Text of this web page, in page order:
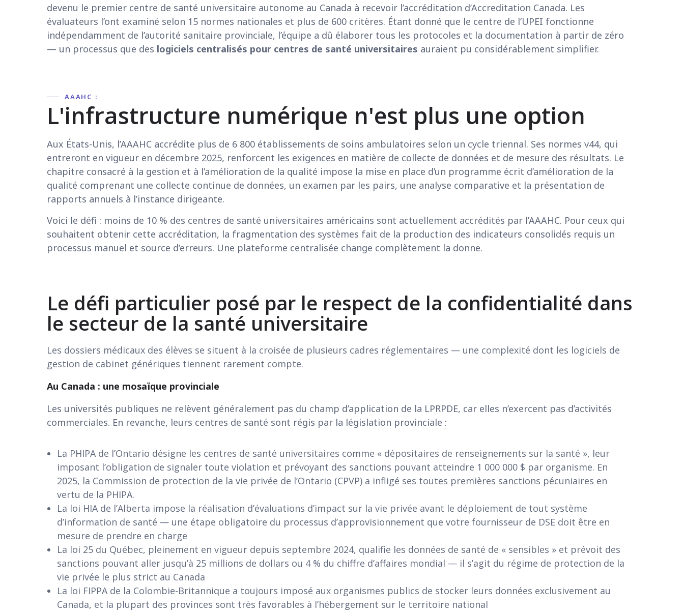
devenu le premier centre de santé universitaire autonome au Canada à recevoir l’accréditation d’Accreditation Canada. Les
évaluateurs l’ont examiné selon 15 normes nationales et plus de 600 critères. Étant donné que le centre de l’UPEI fonctionne
indépendamment de l’autorité sanitaire provinciale, l’équipe a dû élaborer tous les protocoles et la documentation à partir de zéro
— un processus que des logiciels centralisés pour centres de santé universitaires auraient pu considérablement simplifier.
AAAHC :
L'infrastructure numérique n'est plus une option ​
Aux États-Unis, l’AAAHC accrédite plus de 6 800 établissements de soins ambulatoires selon un cycle triennal. Ses normes v44, qui
entreront en vigueur en décembre 2025, renforcent les exigences en matière de collecte de données et de mesure des résultats. Le
chapitre consacré à la gestion et à l’amélioration de la qualité impose la mise en place d’un programme écrit d’amélioration de la
qualité comprenant une collecte continue de données, un examen par les pairs, une analyse comparative et la présentation de
rapports annuels à l’instance dirigeante.
Voici le défi : moins de 10 % des centres de santé universitaires américains sont actuellement accrédités par l’AAAHC. Pour ceux qui
souhaitent obtenir cette accréditation, la fragmentation des systèmes fait de la production des indicateurs consolidés requis un
processus manuel et source d’erreurs. Une plateforme centralisée change complètement la donne.
Le défi particulier posé par le respect de la confidentialité dans
le secteur de la santé universitaire
Les dossiers médicaux des élèves se situent à la croisée de plusieurs cadres réglementaires — une complexité dont les logiciels de
gestion de cabinet génériques tiennent rarement compte.
Au Canada : une mosaïque provinciale
Les universités publiques ne relèvent généralement pas du champ d’application de la LPRPDE, car elles n’exercent pas d’activités
commerciales. En revanche, leurs centres de santé sont régis par la législation provinciale :
La PHIPA de l’Ontario désigne les centres de santé universitaires comme « dépositaires de renseignements sur la santé », leur
imposant l’obligation de signaler toute violation et prévoyant des sanctions pouvant atteindre 1 000 000 $ par organisme. En
2025, la Commission de protection de la vie privée de l’Ontario (CPVP) a infligé ses toutes premières sanctions pécuniaires en
vertu de la PHIPA.
La loi HIA de l’Alberta impose la réalisation d’évaluations d’impact sur la vie privée avant le déploiement de tout système
d’information de santé — une étape obligatoire du processus d’approvisionnement que votre fournisseur de DSE doit être en
mesure de prendre en charge
La loi 25 du Québec, pleinement en vigueur depuis septembre 2024, qualifie les données de santé de « sensibles » et prévoit des
sanctions pouvant aller jusqu’à 25 millions de dollars ou 4 % du chiffre d’affaires mondial — il s’agit du régime de protection de la
vie privée le plus strict au Canada
La loi FIPPA de la Colombie-Britannique a toujours imposé aux organismes publics de stocker leurs données exclusivement au
Canada, et la plupart des provinces sont très favorables à l’hébergement sur le territoire national